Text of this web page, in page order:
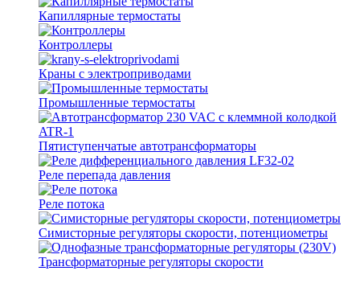
Капиллярные термостаты
Контроллеры
Краны с электроприводами
Промышленные термостаты
Пятиступенчатые автотрансформаторы
Реле перепада давления
Реле потока
Симисторные регуляторы скорости, потенциометры
Трансформаторные регуляторы скорости